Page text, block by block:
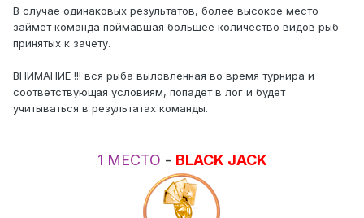
В случае одинаковых результатов, более высокое место
займет команда поймавшая большее количество видов рыб
принятых к зачету.
ВНИМАНИЕ !!! вся рыба выловленная во время турнира и
соответствующая условиям, попадет в лог и будет
учитываться в результатах команды.
1 МЕСТО - BLACK JACK